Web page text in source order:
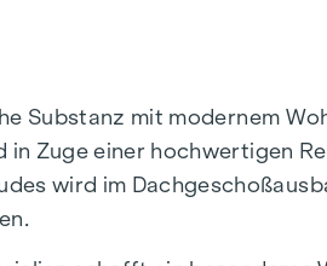
Substanz mit modernem
Zuge einer hochwertigen
wird im